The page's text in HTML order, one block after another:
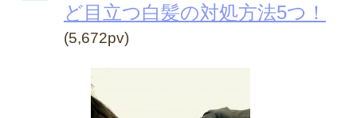
ど目立つ白髪の対処方法5つ！
(5,672pv)